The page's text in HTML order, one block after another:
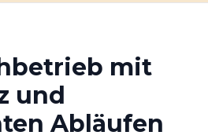
mit
und
Abläufen